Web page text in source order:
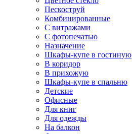
Пескоструй
Комбинированные
С витражами
С фотопечатью
Назначение
Шкафы-купе в гостиную
В коридор
В прихожую
Шкафы-купе в спальню
Детские
Офисные
Для книг
Для одежды
На балкон